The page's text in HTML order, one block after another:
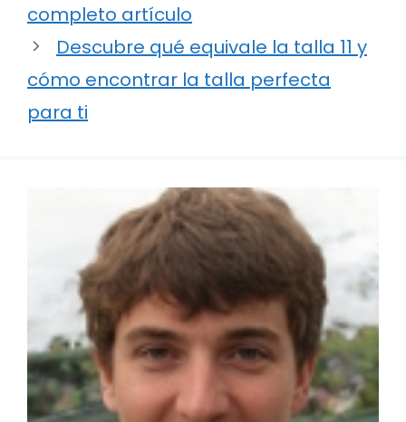
completo artículo
Descubre qué equivale la talla 11 y
cómo encontrar la talla perfecta
para ti